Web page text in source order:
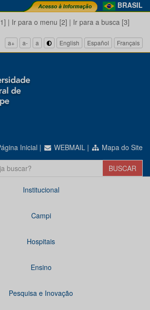
BRASIL
| Ir para o menu [2] | Ir para a busca [3]
a+ a- a English Español Français
Inicial | WEBMAIL | Mapa do Site
Institucional
Campi
Hospitais
Ensino
Pesquisa e Inovação